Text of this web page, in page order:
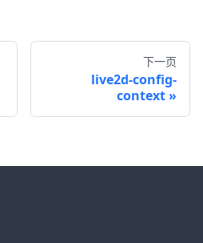
下一页
live2d-config-
context